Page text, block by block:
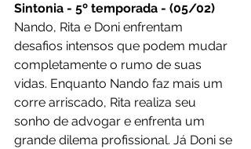
Sintonia - 5º temporada - (05/02)
Nando, Rita e Doni enfrentam
desafios intensos que podem mudar
completamente o rumo de suas
vidas. Enquanto Nando faz mais um
corre arriscado, Rita realiza seu
sonho de advogar e enfrenta um
grande dilema profissional. Já Doni se